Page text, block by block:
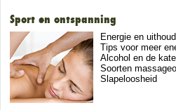
Sport en ontspanning
Energie en
Tips voor meer
Alcohol en de
Soorten
Slapeloosheid